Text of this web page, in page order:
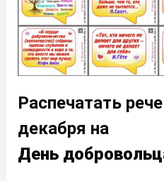
Распечатать
декабря на
День